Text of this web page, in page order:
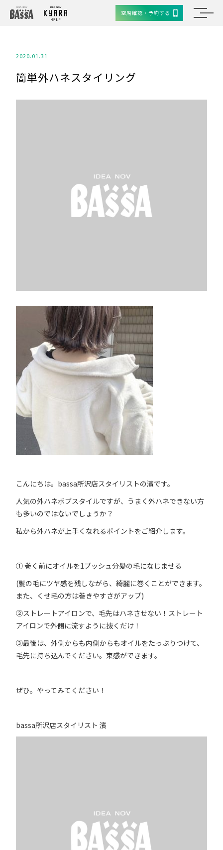
空席確認・予約する
2020.01.31
簡単外ハネスタイリング
こんにちは。bassa所沢店スタイリストの濱です。
人気の外ハネボブスタイルですが、うまく外ハネできない方
も多いのではないでしょうか？
私から外ハネが上手くなれるポイントをご紹介します。
① 巻く前にオイルを1プッシュ分髪の毛になじませる
(髪の毛にツヤ感を残しながら、綺麗に巻くことができます。
また、くせ毛の方は巻きやすさがアップ)
②ストレートアイロンで、毛先はハネさせない！ストレート
アイロンで外側に流すように抜くだけ！
③最後は、外側からも内側からもオイルをたっぷりつけて、
毛先に持ち込んでください。束感ができます。
ぜひ。やってみてください！
bassa所沢店スタイリスト 濱